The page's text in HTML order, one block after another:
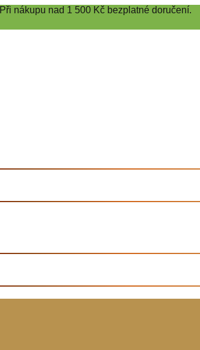
Při nákupu nad 1 500 Kč bezplatné doručení.